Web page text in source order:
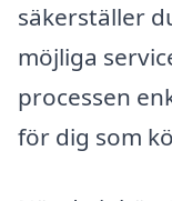
säkerställer
möjliga
processen
för dig som